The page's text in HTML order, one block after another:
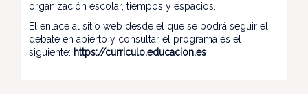
organización escolar, tiempos y espacios.
El enlace al sitio web desde el que se podrá seguir el
debate en abierto y consultar el programa es el
siguiente: https://curriculo.educacion.es